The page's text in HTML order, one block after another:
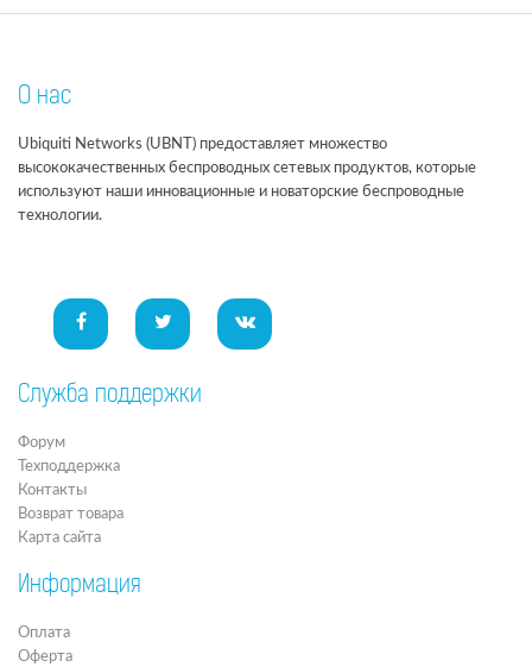
О нас
Ubiquiti Networks (UBNT) предоставляет множество
высококачественных беспроводных сетевых продуктов, которые
используют наши инновационные и новаторские беспроводные
технологии.
Служба поддержки
Форум
Техподдержка
Контакты
Возврат товара
Карта сайта
Информация
Оплата
Оферта